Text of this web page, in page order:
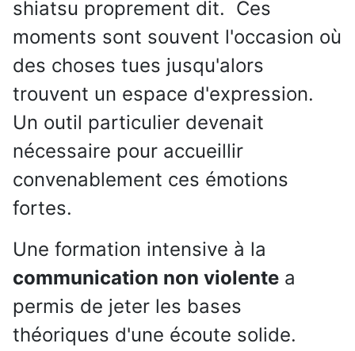
shiatsu proprement dit. Ces
moments sont souvent l'occasion où
des choses tues jusqu'alors
trouvent un espace d'expression.
Un outil particulier devenait
nécessaire pour accueillir
convenablement ces émotions
fortes.
Une formation intensive à la
communication non violente a
permis de jeter les bases
théoriques d'une écoute solide.